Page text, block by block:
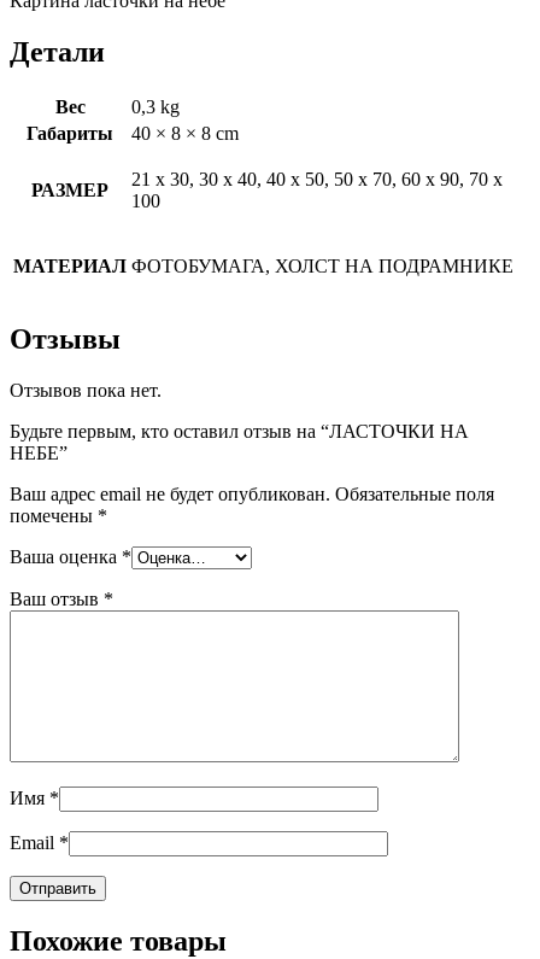
Детали
Вес
0,3 kg
Габариты
40 × 8 × 8 cm
РАЗМЕР
21 х 30, 30 х 40, 40 х 50, 50 х 70, 60 х 90, 70 х
100
МАТЕРИАЛ ФОТОБУМАГА, ХОЛСТ НА ПОДРАМНИКЕ
Отзывы
Отзывов пока нет.
Будьте первым, кто оставил отзыв на “ЛАСТОЧКИ НА
НЕБЕ”
Ваш адрес email не будет опубликован. Обязательные поля
помечены *
Ваша оценка *
Ваш отзыв *
Имя *
Email *
Похожие товары